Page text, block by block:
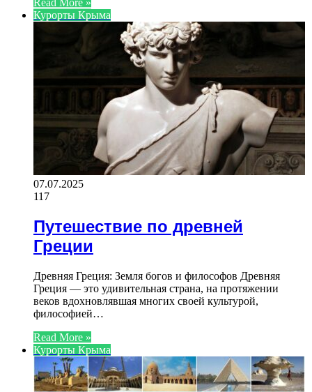
Read More »
Курорты Крыма
07.07.2025
117
Путешествие по древней
Греции
Древняя Греция: Земля богов и философов Древняя
Греция — это удивительная страна, на протяжении
веков вдохновлявшая многих своей культурой,
философией…
Read More »
Курорты Крыма